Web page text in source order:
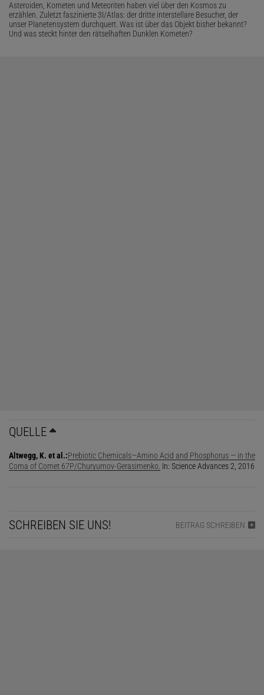
Asteroiden, Kometen und Meteoriten haben viel über den Kosmos zu
erzählen. Zuletzt faszinierte 3I/Atlas: der dritte interstellare Besucher, der
unser Planetensystem durchquert. Was ist über das Objekt bisher bekannt?
Und was steckt hinter den rätselhaften Dunklen Kometen?
QUELLE
Altwegg, K. et al.:Prebiotic Chemicals—Amino Acid and Phosphorus — in the
Coma of Comet 67P/Churyumov-Gerasimenko. In: Science Advances 2, 2016
SCHREIBEN SIE UNS! BEITRAG SCHREIBEN